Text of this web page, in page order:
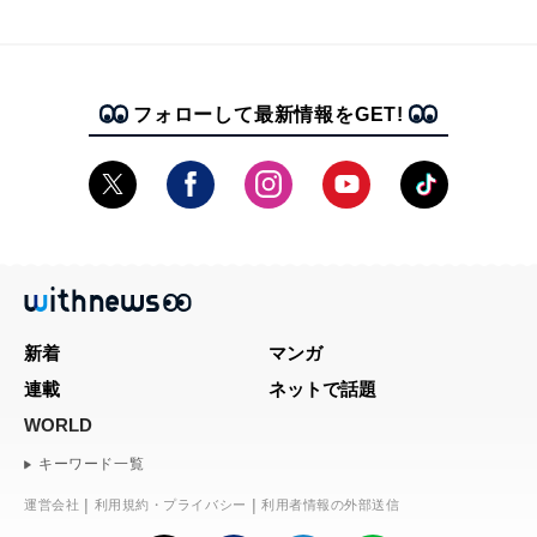
フォローして最新情報をGET!
新着
マンガ
連載
ネットで話題
WORLD
キーワード一覧
運営会社 利用規約・プライバシー 利用者情報の外部送信